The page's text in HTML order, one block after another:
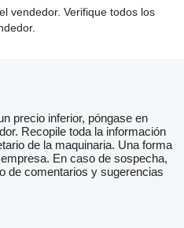
vendedor. Verifique todos los
precio inferior, póngase en
Recopile toda la información
de la maquinaria. Una forma
En caso de sospecha,
de comentarios y sugerencias